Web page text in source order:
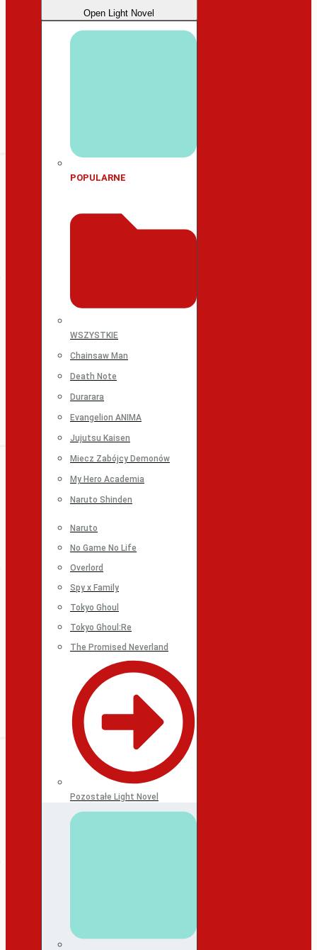
Open Light Novel
POPULARNE
WSZYSTKIE
Chainsaw Man
Death Note
Durarara
Evangelion ANIMA
Jujutsu Kaisen
Miecz Zabójcy Demonów
My Hero Academia
Naruto Shinden
Naruto
No Game No Life
Overlord
Spy x Family
Tokyo Ghoul
Tokyo Ghoul:Re
The Promised Neverland
Pozostałe Light Novel